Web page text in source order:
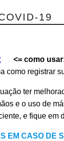
19
<= como
como registrar
ter
e o uso de
e fique em
EM CASO DE